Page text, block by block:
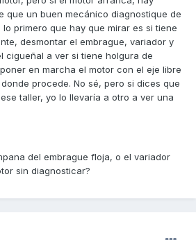
que un buen mecánico diagnostique de
primero que hay que mirar es si tiene
desmontar el embrague, variador y
cigueñal a ver si tiene holgura de
en marcha el motor con el eje libre
procede. No sé, pero si dices que
taller, yo lo llevaría a otro a ver una
del embrague floja, o el variador
sin diagnosticar?